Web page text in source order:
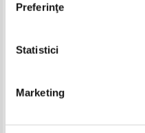
Preferinţe
Statistici
Marketing
Pret: